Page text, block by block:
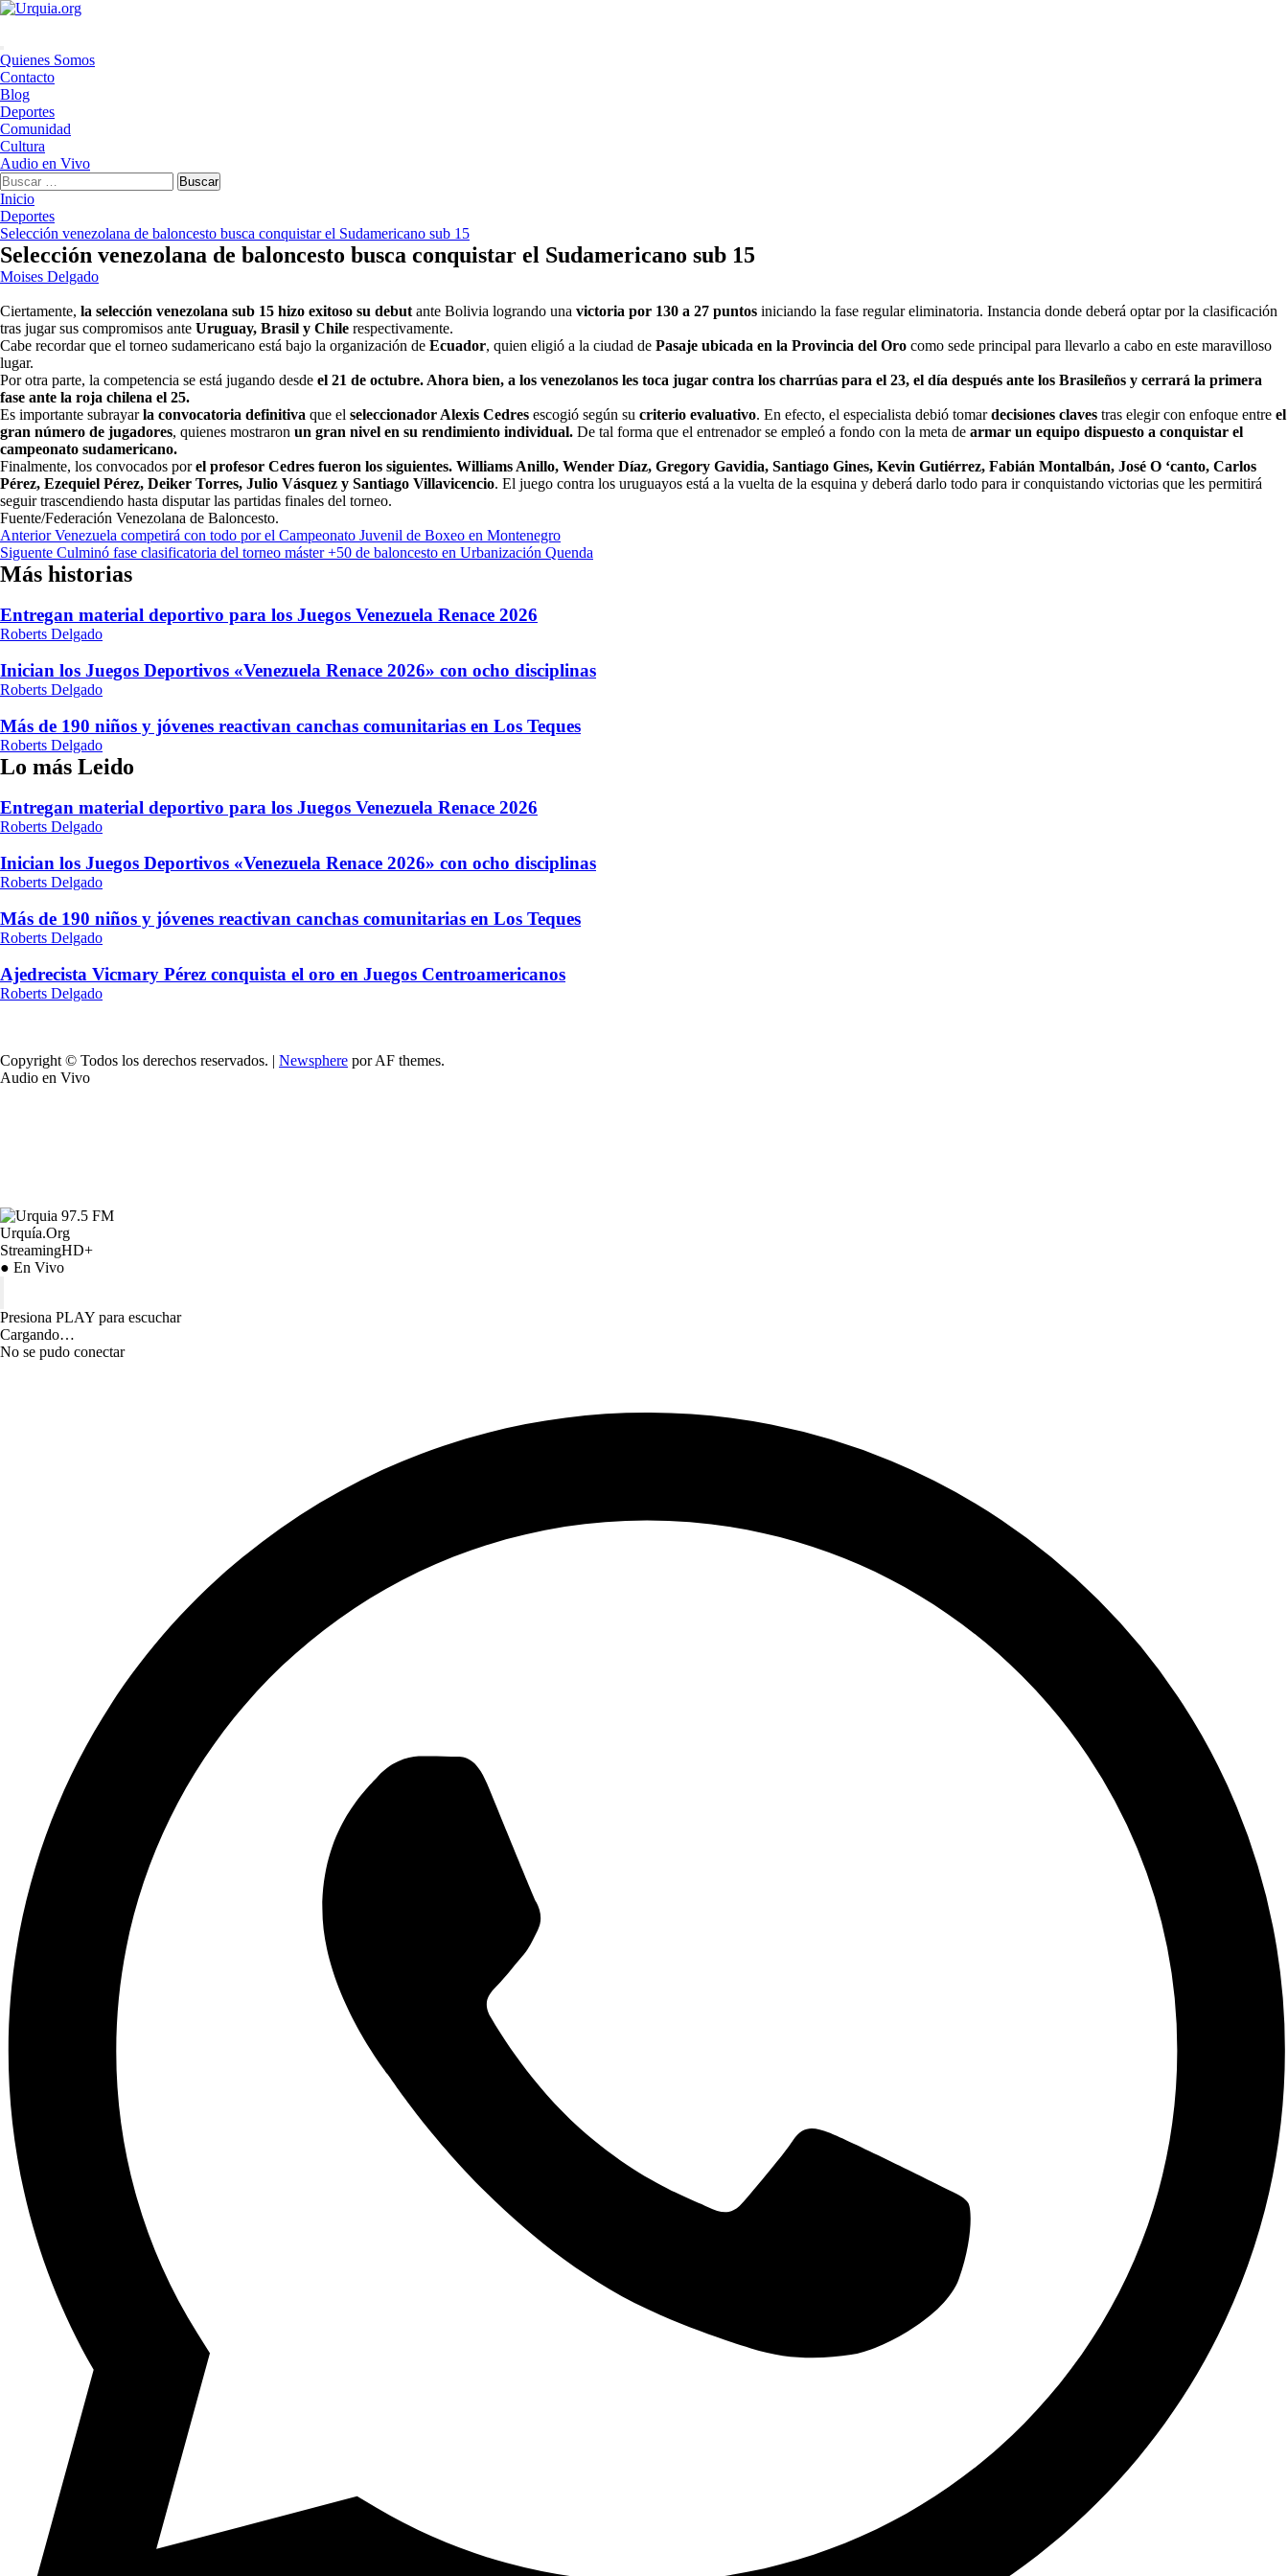
Saltar
Menú
principal
Quienes Somos
Contacto
Blog
Deportes
Comunidad
Cultura
Audio en Vivo
Buscar:
Inicio
Deportes
Selección venezolana de baloncesto busca conquistar el Sudamericano sub 15
Selección venezolana de baloncesto busca conquistar el Sudamericano sub 15
Moises Delgado
Ciertamente, la selección venezolana sub 15 hizo exitoso su debut ante Bolivia logrando una victoria por 130 a 27 puntos iniciando la fase regular eliminatoria. Instancia donde deberá optar por la clasificación
tras jugar sus compromisos ante Uruguay, Brasil y Chile respectivamente.
Cabe recordar que el torneo sudamericano está bajo la organización de Ecuador, quien eligió a la ciudad de Pasaje ubicada en la Provincia del Oro como sede principal para llevarlo a cabo en este maravilloso
lugar.
Por otra parte, la competencia se está jugando desde el 21 de octubre. Ahora bien, a los venezolanos les toca jugar contra los charrúas para el 23, el día después ante los Brasileños y cerrará la primera
fase ante la roja chilena el 25.
Es importante subrayarla convocatoria definitiva que el seleccionador Alexis Cedres escogió según su criterio evaluativo. En efecto, el especialista debió tomardecisiones claves tras elegir con enfoque entre el
gran número de jugadores, quienes mostraron un gran nivel en su rendimiento individual. De tal forma que el entrenador se empleó a fondo con la meta de armar un equipo dispuesto a conquistar el
campeonato sudamericano.
Finalmente, los convocados porel profesor Cedres fueron los siguientes. Williams Anillo, Wender Díaz, Gregory Gavidia, Santiago Gines, Kevin Gutiérrez, Fabián Montalbán, José O ‘canto, Carlos
Pérez, Ezequiel Pérez, Deiker Torres, Julio Vásquez y Santiago Villavicencio. El juego contra los uruguayos está a la vuelta de la esquina y deberá darlo todo para ir conquistando victorias que les permitirá
seguir trascendiendo hasta disputar las partidas finales del torneo.
Fuente/Federación Venezolana de Baloncesto.
Navegación
de
entradas
AnteriorVenezuela competirá con todo por el Campeonato Juvenil de Boxeo en Montenegro
Siguente Culminó fase clasificatoria del torneo máster +50 de baloncesto en Urbanización Quenda
Más historias
Entregan material deportivo para los Juegos Venezuela Renace 2026
Roberts Delgado
Inician los Juegos Deportivos «Venezuela Renace 2026» con ocho disciplinas
Roberts Delgado
Más de 190 niños y jóvenes reactivan canchas comunitarias en Los Teques
Roberts Delgado
Lo más Leido
Entregan material deportivo para los Juegos Venezuela Renace 2026
Roberts Delgado
Inician los Juegos Deportivos «Venezuela Renace 2026» con ocho disciplinas
Roberts Delgado
Más de 190 niños y jóvenes reactivan canchas comunitarias en Los Teques
Roberts Delgado
Ajedrecista Vicmary Pérez conquista el oro en Juegos Centroamericanos
Roberts Delgado
Copyright © Todos los derechos reservados. | Newsphere por AF themes.
Audio en Vivo
Urquía.Org
StreamingHD+
● En Vivo
Presiona PLAY para escuchar
Cargando…
No se pudo conectar